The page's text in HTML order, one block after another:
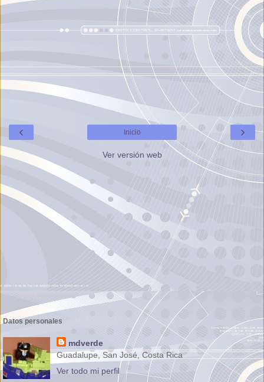
‹ ›
Inicio
Ver versión web
Datos personales
mdverde
Guadalupe, San José, Costa Rica
Ver todo mi perfil